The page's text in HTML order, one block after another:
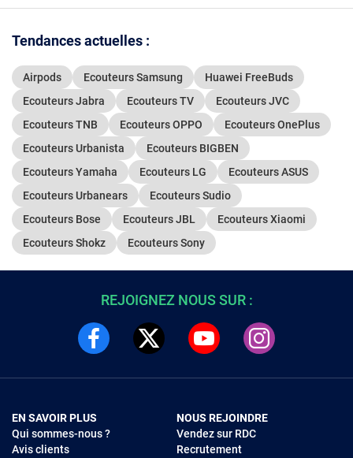
Tendances actuelles :
Airpods Ecouteurs Samsung
Huawei FreeBuds
Ecouteurs Jabra
Ecouteurs TV
Ecouteurs JVC
Ecouteurs TNB
Ecouteurs OPPO
Ecouteurs OnePlus
Ecouteurs Urbanista
Ecouteurs BIGBEN
Ecouteurs Yamaha
Ecouteurs LG
Ecouteurs ASUS
Ecouteurs Urbanears
Ecouteurs Sudio
Ecouteurs Bose
Ecouteurs JBL
Ecouteurs Xiaomi
Ecouteurs Shokz
Ecouteurs Sony
REJOIGNEZ NOUS SUR :
EN SAVOIR PLUS
Qui sommes-nous ?
Avis clients
NOUS REJOINDRE
Vendez sur RDC
Recrutement